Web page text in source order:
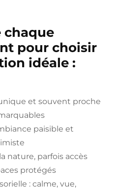
chaque
pour choisir
idéale :
et souvent proche
paisible et
nature, parfois accès
protégés
: calme, vue,